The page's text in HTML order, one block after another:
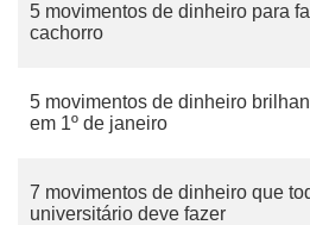
5 movimentos de dinheiro para
cachorro
5 movimentos de dinheiro
em 1º de janeiro
7 movimentos de dinheiro que
universitário deve fazer